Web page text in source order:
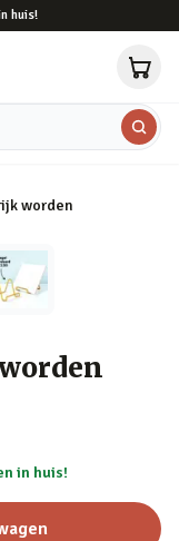
huis!
worden
in huis!